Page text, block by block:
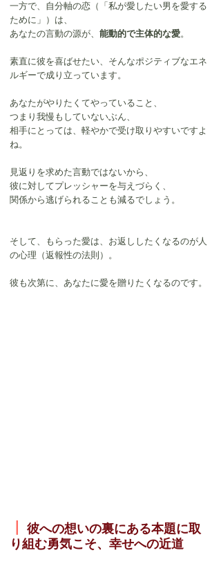
一方で、自分軸の恋（「私が愛したい男を愛する
ために」）は、
あなたの言動の源が、 能動的で主体的な愛。
素直に彼を喜ばせたい、そんなポジティブなエネ
ルギーで成り立っています。
あなたがやりたくてやっていること、
つまり我慢もしていないぶん、
相手にとっては、軽やかで受け取りやすいですよ
ね。
見返りを求めた言動ではないから、
彼に対してプレッシャーを与えづらく、
関係から逃げられることも減るでしょう。
そして、もらった愛は、お返ししたくなるのが人
の心理（返報性の法則）。
彼も次第に、あなたに愛を贈りたくなるのです。
彼への想いの裏にある本題に取
り組む勇気こそ、幸せへの近道